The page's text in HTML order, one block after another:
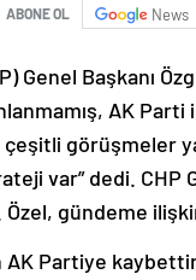
ABONE OL News
Genel Başkanı
AK
görüşmeler
var” dedi. CHP
gündeme
AK Partiye